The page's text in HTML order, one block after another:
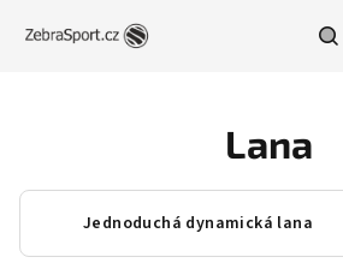
Lana
Jednoduchá dynamická lana